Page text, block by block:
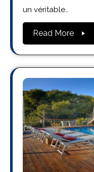
un véritable…
Read More